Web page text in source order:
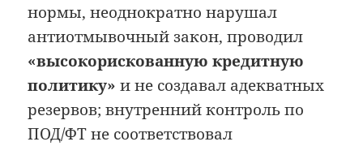
нормы, неоднократно нарушал
антиотмывочный закон, проводил
«высокорискованную кредитную
политику» и не создавал адекватных
резервов; внутренний контроль по
ПОД/ФТ не соответствовал